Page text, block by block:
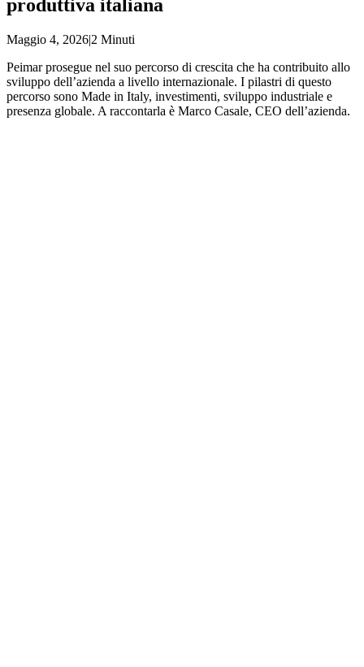
produttiva italiana
Maggio 4, 2026|2 Minuti
Peimar prosegue nel suo percorso di crescita che ha contribuito allo
sviluppo dell’azienda a livello internazionale. I pilastri di questo
percorso sono Made in Italy, investimenti, sviluppo industriale e
presenza globale. A raccontarla è Marco Casale, CEO dell’azienda.